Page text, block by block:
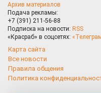
Архив материалов
Подача рекламы:
+7 (391) 211-56-88
Подписка на новости: RSS
«Красраб» в соцсетях:
Карта сайта
Все новости
Правила общения
Политика